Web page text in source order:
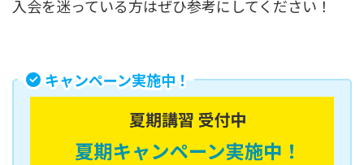
入会を迷っている方はぜひ参考にしてください！
キャンペーン実施中！